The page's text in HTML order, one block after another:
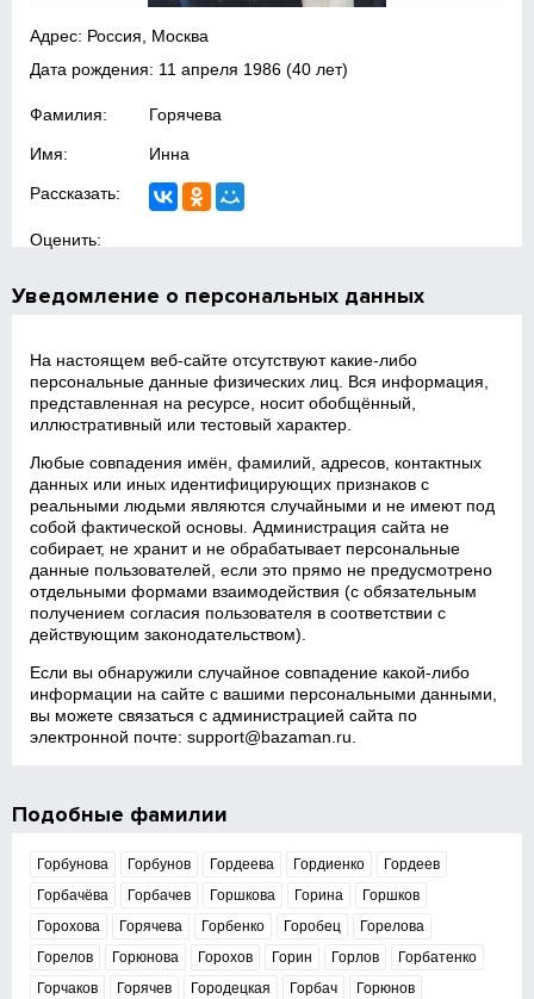
Адрес: Россия, Москва
Дата рождения: 11 апреля 1986 (40 лет)
Фамилия: Горячева
Имя: Инна
Рассказать:
Оценить:
Уведомление о персональных данных
На настоящем веб‑сайте отсутствуют какие‑либо
персональные данные физических лиц. Вся информация,
представленная на ресурсе, носит обобщённый,
иллюстративный или тестовый характер.
Любые совпадения имён, фамилий, адресов, контактных
данных или иных идентифицирующих признаков с
реальными людьми являются случайными и не имеют под
собой фактической основы. Администрация сайта не
собирает, не хранит и не обрабатывает персональные
данные пользователей, если это прямо не предусмотрено
отдельными формами взаимодействия (с обязательным
получением согласия пользователя в соответствии с
действующим законодательством).
Если вы обнаружили случайное совпадение какой‑либо
информации на сайте с вашими персональными данными,
вы можете связаться с администрацией сайта по
электронной почте:support@bazaman.ru
Подобные фамилии
Горбунова Горбунов Гордеева Гордиенко
Гордеев
Горбачёва
Горбачев Горшкова Горина
Горшков
Горохова
Горячева Горбенко Горобец
Горелова
Горелов
Горюнова Горохов Горин Горлов
Горбатенко
Горчаков
Горячев Городецкая Горбач Горюнов